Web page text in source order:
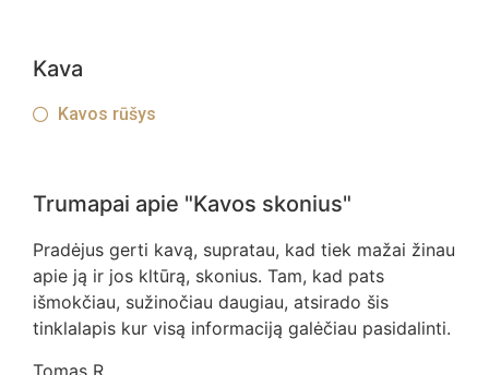
Kava
Kavos rūšys
Trumapai apie "Kavos skonius"
Pradėjus gerti kavą, supratau, kad tiek mažai žinau
apie ją ir jos kltūrą, skonius. Tam, kad pats
išmokčiau, sužinočiau daugiau, atsirado šis
tinklalapis kur visą informaciją galėčiau pasidalinti.
Tomas R.